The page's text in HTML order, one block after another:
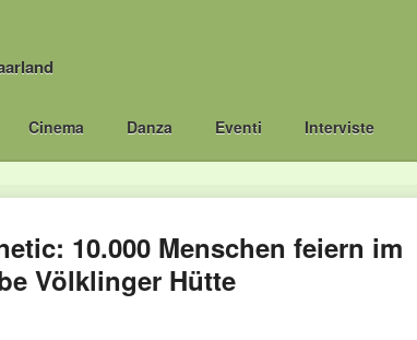
Cinema Danza Eventi Interviste
10.000 Menschen feiern im
Völklinger Hütte